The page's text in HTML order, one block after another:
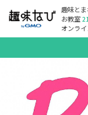
趣味と
お教室
オンラ